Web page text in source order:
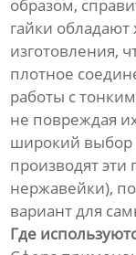
образом,
гайки
изготовления,
плотное
работы с
не повреждая
широкий выбор
производят эти
нержавейки),
вариант для
Где